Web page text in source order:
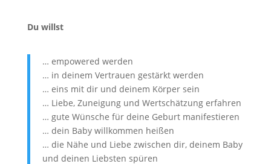
Du willst
… empowered werden
… in deinem Vertrauen gestärkt werden
… eins mit dir und deinem Körper sein
… Liebe, Zuneigung und Wertschätzung erfahren
… gute Wünsche für deine Geburt manifestieren
… dein Baby willkommen heißen
… die Nähe und Liebe zwischen dir, deinem Baby
und deinen Liebsten spüren